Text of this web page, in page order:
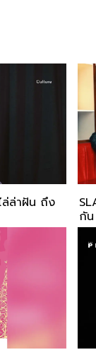
ล่ล่าฝัน ถึง
กั